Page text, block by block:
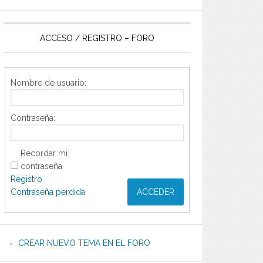
ACCESO / REGISTRO – FORO
Nombre de usuario:
Contraseña:
Recordar mi
contraseña
ACCEDER
Registro
Contraseña perdida
CREAR NUEVO TEMA EN EL FORO